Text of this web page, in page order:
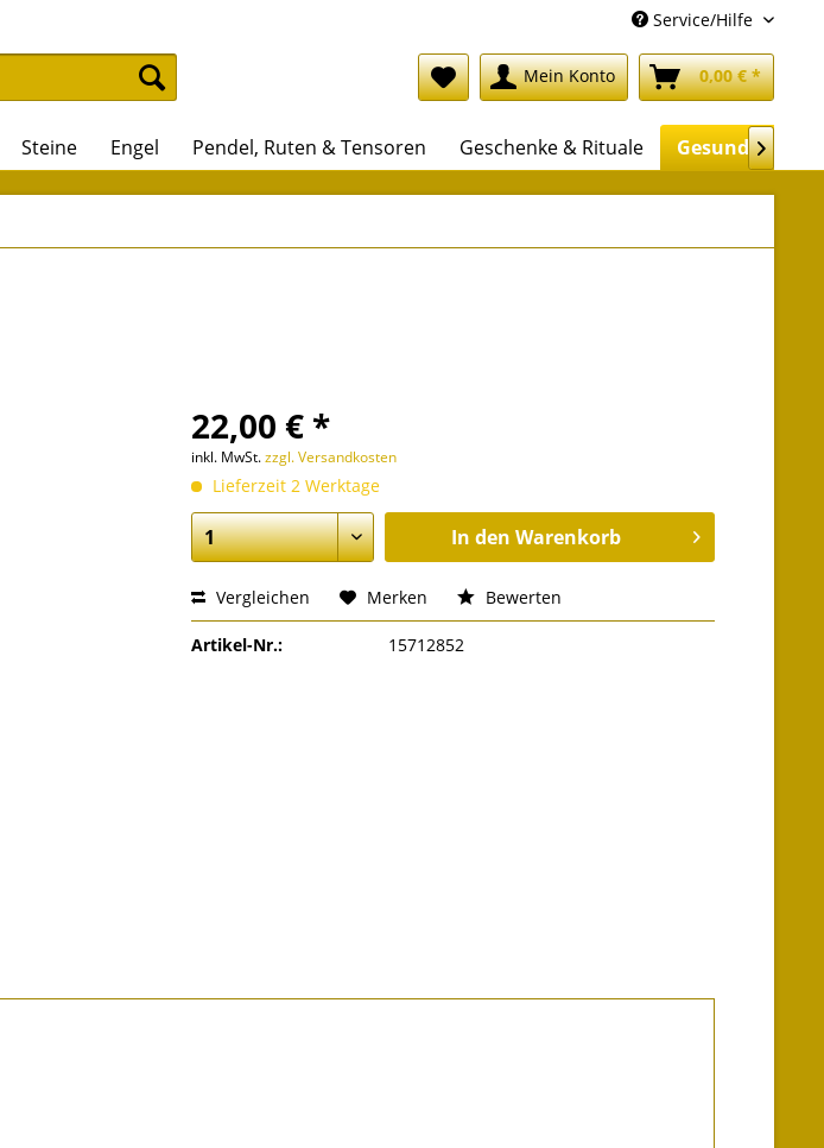
Service/Hilfe
Mein Konto 0,00 € *
Steine Engel Pendel, Ruten & Tensoren Geschenke & Rituale Gesundheit

22,00 € *
inkl. MwSt.zzgl. Versandkosten
Lieferzeit 2 Werktage
In den Warenkorb
Vergleichen Merken Bewerten
Artikel-Nr.: 15712852